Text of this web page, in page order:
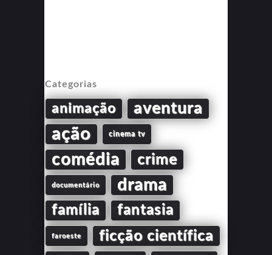
Categorias
animação aventura
ação cinema tv
comédia crime
documentário drama
família fantasia
faroeste ficção científica